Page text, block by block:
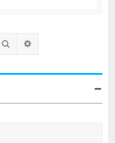
Rechercher